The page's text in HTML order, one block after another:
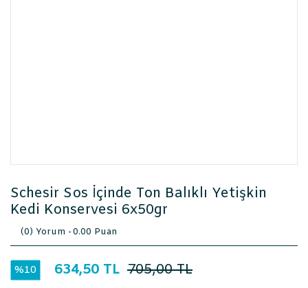
Schesir Sos İçinde Ton Balıklı Yetişkin
Kedi Konservesi 6x50gr
(0) Yorum -0.00 Puan
%10 634,50 TL 705,00 TL